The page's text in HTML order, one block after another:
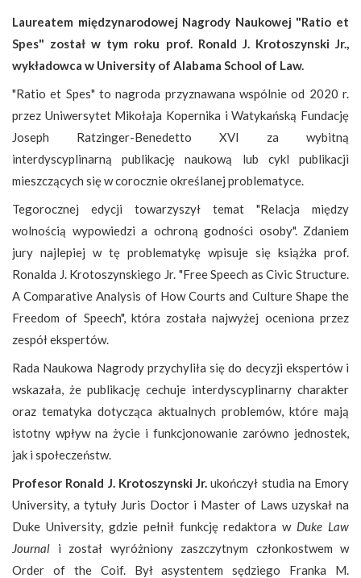
Laureatem międzynarodowej Nagrody Naukowej "Ratio et
Spes" został w tym roku prof. Ronald J. Krotoszynski Jr.,
wykładowca w University of Alabama School of Law.
"Ratio et Spes" to nagroda przyznawana wspólnie od 2020 r.
przez Uniwersytet Mikołaja Kopernika i Watykańską Fundację
Joseph Ratzinger-Benedetto XVI za wybitną
interdyscyplinarną publikację naukową lub cykl publikacji
mieszczących się w corocznie określanej problematyce.
Tegorocznej edycji towarzyszył temat "Relacja między
wolnością wypowiedzi a ochroną godności osoby". Zdaniem
jury najlepiej w tę problematykę wpisuje się książka prof.
Ronalda J. Krotoszynskiego Jr. "Free Speech as Civic Structure.
A Comparative Analysis of How Courts and Culture Shape the
Freedom of Speech", która została najwyżej oceniona przez
zespół ekspertów.
Rada Naukowa Nagrody przychyliła się do decyzji ekspertów i
wskazała, że publikację cechuje interdyscyplinarny charakter
oraz tematyka dotycząca aktualnych problemów, które mają
istotny wpływ na życie i funkcjonowanie zarówno jednostek,
jak i społeczeństw.
Profesor Ronald J. Krotoszynski Jr. ukończył studia na Emory
University, a tytuły Juris Doctor i Master of Laws uzyskał na
Duke University, gdzie pełnił funkcję redaktora w Duke Law
Journal i został wyróżniony zaszczytnym członkostwem w
Order of the Coif. Był asystentem sędziego Franka M.